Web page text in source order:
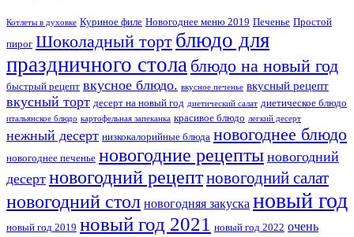
Котлеты в духовке Куриное филе Новогоднее меню 2019 Печенье Простой
пирог Шоколадный торт блюдо для
праздничного стола блюдо на новый год
быстрый рецепт вкусное блюдо. вкусное печенье вкусный рецепт
вкусный торт десерт на новый год диетический салат диетическое блюдо
итальянское блюдо картофельная запеканка красивое блюдо легкий десерт
нежный десерт низкокалорийные блюда новогоднее блюдо
новогоднее печенье новогодние рецепты новогодний
десерт новогодний рецептновогодний салат
новогодний стол новогодняя закуска новый год
новый год 2019 новый год 2021 новый год 2022 очень